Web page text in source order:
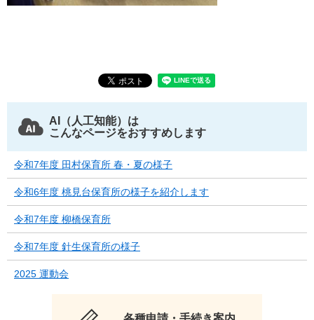
AI（人工知能）は
こんなページをおすすめします
令和7年度 田村保育所 春・夏の様子
令和6年度 桃見台保育所の様子を紹介します
令和7年度 柳橋保育所
令和7年度 針生保育所の様子
2025 運動会